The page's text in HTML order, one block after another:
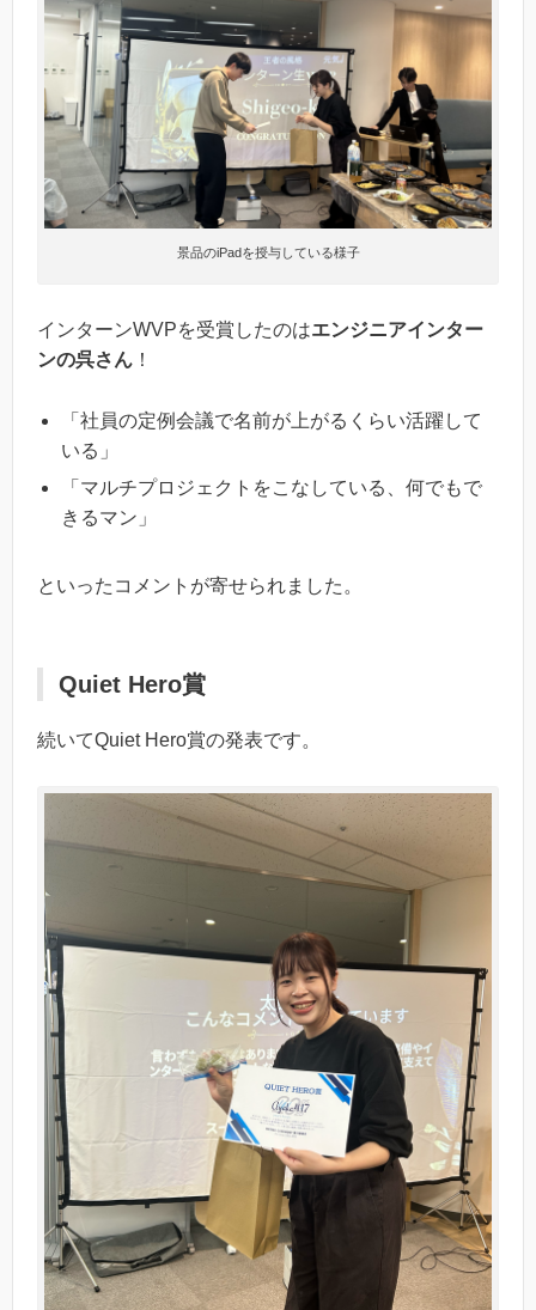
景品のiPadを授与している様子
インターンWVPを受賞したのはエンジニアインター
ンの呉さん ！
「社員の定例会議で名前が上がるくらい活躍して
いる」
「マルチプロジェクトをこなしている、何でもで
きるマン」
といったコメントが寄せられました。
Quiet Hero賞
続いてQuiet Hero賞の発表です。